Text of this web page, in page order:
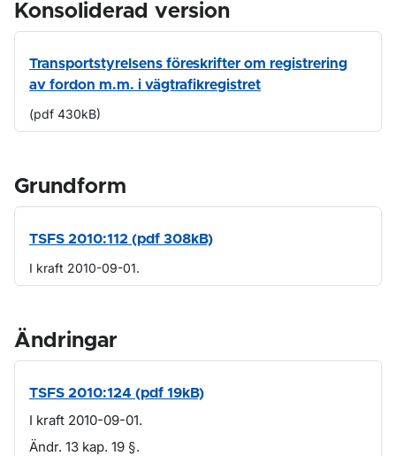
Konsoliderad version
Transportstyrelsens föreskrifter om registrering
av fordon m.m. i vägtrafikregistret
(pdf 430kB)
Grundform
TSFS 2010:112 (pdf 308kB)
I kraft 2010-09-01.
Ändringar
TSFS 2010:124 (pdf 19kB)
I kraft 2010-09-01.
Ändr. 13 kap. 19 §.